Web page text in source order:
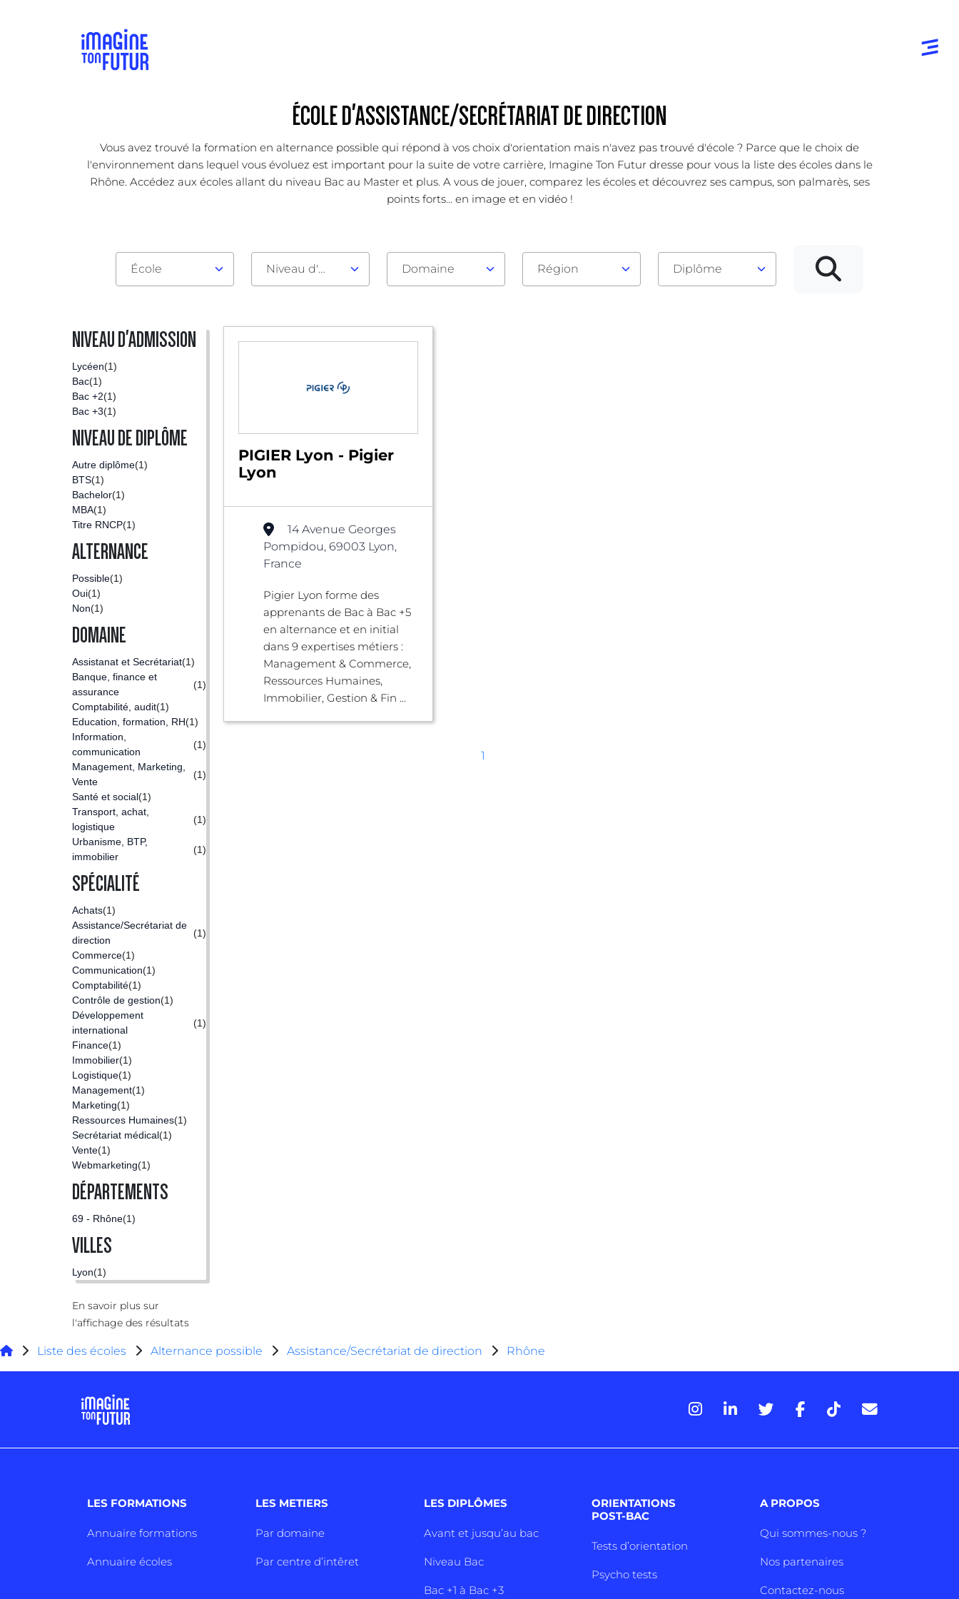
ÉCOLE D'ASSISTANCE/SECRÉTARIAT DE DIRECTION
Vous avez trouvé la formation en alternance possible qui répond à vos choix d'orientation mais n'avez pas trouvé d'école ? Parce que le choix de
l'environnement dans lequel vous évoluez est important pour la suite de votre carrière, Imagine Ton Futur dresse pour vous la liste des écoles dans le
Rhône. Accédez aux écoles allant du niveau Bac au Master et plus. A vous de jouer, comparez les écoles et découvrez ses campus, son palmarès, ses
points forts... en image et en vidéo !
École Niveau d'admission Domaine Région Diplôme
NIVEAU D'ADMISSION
Lycéen(1)
Bac(1)
Bac +2(1)
Bac +3(1)
NIVEAU DE DIPLÔME
Autre diplôme(1)
BTS(1)
Bachelor(1)
MBA(1)
Titre RNCP(1)
ALTERNANCE
Possible(1)
Oui(1)
Non(1)
DOMAINE
Assistanat et Secrétariat(1)
Banque, finance et
assurance
(1)
Comptabilité, audit(1)
Education, formation, RH(1)
Information,
communication
(1)
Management, Marketing,
Vente
(1)
Santé et social(1)
Transport, achat,
logistique
(1)
Urbanisme, BTP,
immobilier
(1)
SPÉCIALITÉ
Achats(1)
Assistance/Secrétariat de
direction
(1)
Commerce(1)
Communication(1)
Comptabilité(1)
Contrôle de gestion(1)
Développement
international
(1)
Finance(1)
Immobilier(1)
Logistique(1)
Management(1)
Marketing(1)
Ressources Humaines(1)
Secrétariat médical(1)
Vente(1)
Webmarketing(1)
DÉPARTEMENTS
69 - Rhône(1)
VILLES
Lyon(1)
En savoir plus sur
l'affichage des résultats
PIGIER Lyon - Pigier
Lyon
14 Avenue Georges
Pompidou, 69003 Lyon,
France
Pigier Lyon forme des
apprenants de Bac à Bac +5
en alternance et en initial
dans 9 expertises métiers :
Management & Commerce,
Ressources Humaines,
Immobilier, Gestion & Fin ...
1
Liste des écoles Alternance possible Assistance/Secrétariat de direction Rhône
LES FORMATIONS
Annuaire formations
Annuaire écoles
LES METIERS
Par domaine
Par centre d’intêret
LES DIPLÔMES
Avant et jusqu’au bac
Niveau Bac
Bac +1 à Bac +3
ORIENTATIONS
POST-BAC
Tests d’orientation
Psycho tests
A PROPOS
Qui sommes-nous ?
Nos partenaires
Contactez-nous